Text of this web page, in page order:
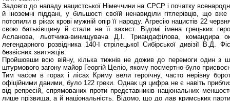
Задовго до нападу нацистської Німеччини на СРСР і початку
й іноземні піддані, у більшості своїй ненавиділи гітлерівців, що
потопили в ріках крові мужній опір її народу. Агресію нацистів 22
свою батьківщину й стали на її захист. Відомі імена грецьких
Асланова, льотчика-винищувача Д.І. Триандафілова, командира
легендарного розвідника 140-ї стрілецької Сибірської дивізії В.Д.
безвісних звитяжців.
Пройшовши всю війну, кілька тижнів не дожив до перемоги один з
штурмового загону майор Георгій Целіо, якому посмертно було
Тим часом в горах і лісах Криму вели героїчну, часто нерівну
офіційними даними, було 122 греки. Однак ця цифра не є навіть
від репресій, спрямованих проти представників національних
лише прізвища, а й національність. Відомо, що до лав кримських